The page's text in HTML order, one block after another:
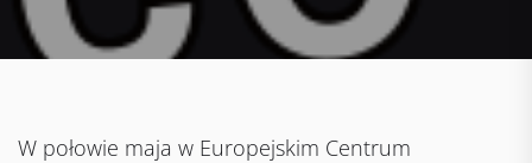
W połowie maja w Europejskim Centrum